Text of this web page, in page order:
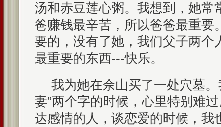
汤和赤豆莲心粥。我想到，她常
爸赚钱最辛苦，所以爸爸最重要
要的，没有了她，我们父子两个
最重要的东西---快乐。
我为她在佘山买了一处穴墓
妻”两个字的时候，心里特别难
达感情的人，谈恋爱的时候，我